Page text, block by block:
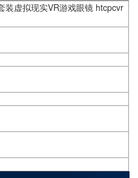
装虚拟现实VR游戏眼镜 htcpcvr